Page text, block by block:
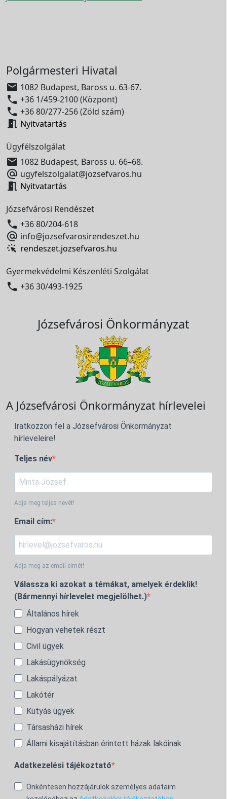
Polgármesteri Hivatal
 1082 Budapest, Baross u. 63-67.
 +36 1/459-2100 (Központ)
 +36 80/277-256 (Zöld szám)
 Nyitvatartás
Ügyfélszolgálat
 1082 Budapest, Baross u. 66–68.
 ugyfelszolgalat@jozsefvaros.hu
 Nyitvatartás
Józsefvárosi Rendészet
 +36 80/204-618
 info@jozsefvarosirendeszet.hu
rendeszet.jozsefvaros.hu
Gyermekvédelmi Készenléti Szolgálat
 +36 30/493-1925
Józsefvárosi Önkormányzat
A Józsefvárosi Önkormányzat hírlevelei
Iratkozzon fel a Józsefvárosi Önkormányzat
hírleveleire!
Teljes név
Adja meg teljes nevét!
Email cím:
Adja meg az email címét!
Válassza ki azokat a témákat, amelyek érdeklik!
(Bármennyi hírlevelet megjelölhet.)
Általános hírek
Hogyan vehetek részt
Civil ügyek
Lakásügynökség
Lakáspályázat
Lakótér
Kutyás ügyek
Társasházi hírek
Állami kisajátításban érintett házak lakóinak
Adatkezelési tájékoztató
Önkéntesen hozzájárulok személyes adataim